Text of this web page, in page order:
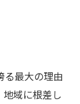
る最大の理由
域に根差し